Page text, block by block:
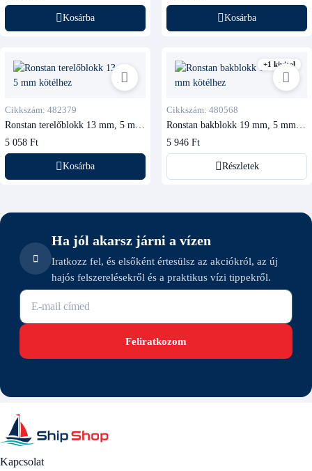
Kosárba Kosárba
Cikkszám: 482379
Ronstan terelőblokk 13 mm, 5 mm
5 058 Ft
Kosárba
+1 kivitel
Cikkszám: 480568
Ronstan bakblokk 19 mm, 5 mm
5 946 Ft
Részletek
Ha jól akarsz járni a vízen
Iratkozz fel, és elsőként értesülsz az akciókról, az új
hajós felszerelésekről és a praktikus vízi tippekről.
E-mail cím
Feliratkozom
Kapcsolat